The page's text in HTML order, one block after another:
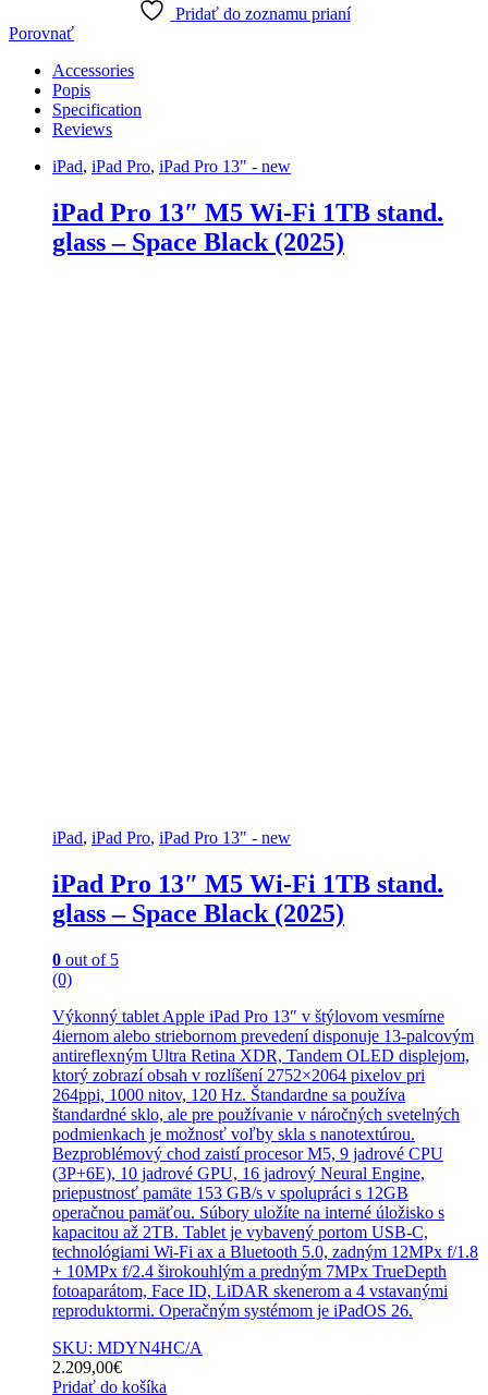
Pridať do zoznamu prianí
Porovnať
Accessories
Popis
Specification
Reviews
iPad, iPad Pro, iPad Pro 13" - new
iPad Pro 13″ M5 Wi-Fi 1TB stand.
glass – Space Black (2025)
iPad, iPad Pro, iPad Pro 13" - new
iPad Pro 13″ M5 Wi-Fi 1TB stand.
glass – Space Black (2025)
0 out of 5
(0)
Výkonný tablet Apple iPad Pro 13″ v štýlovom vesmírne
4iernom alebo striebornom prevedení disponuje 13-palcovým
antireflexným Ultra Retina XDR, Tandem OLED displejom,
ktorý zobrazí obsah v rozlíšení 2752×2064 pixelov pri
264ppi, 1000 nitov, 120 Hz. Štandardne sa používa
štandardné sklo, ale pre používanie v náročných svetelných
podmienkach je možnosť voľby skla s nanotextúrou.
Bezproblémový chod zaistí procesor M5, 9 jadrové CPU
(3P+6E), 10 jadrové GPU, 16 jadrový Neural Engine,
priepustnosť pamäte 153 GB/s v spolupráci s 12GB
operačnou pamäťou. Súbory uložíte na interné úložisko s
kapacitou až 2TB. Tablet je vybavený portom USB-C,
technológiami Wi-Fi ax a Bluetooth 5.0, zadným 12MPx f/1.8
+ 10MPx f/2.4 širokouhlým a predným 7MPx TrueDepth
fotoaparátom, Face ID, LiDAR skenerom a 4 vstavanými
reproduktormi. Operačným systémom je iPadOS 26.
SKU: MDYN4HC/A
2.209,00€
Pridať do košíka